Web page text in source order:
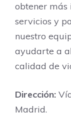
obtener más
servicios y
nuestro
ayudarte a
calidad de
Dirección:
Madrid.